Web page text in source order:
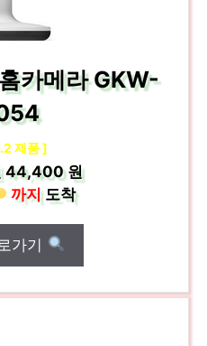
카메라 GKW-
제품 ]
44,400 원
까지도착
가기